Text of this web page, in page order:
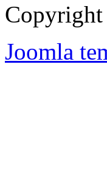
Joomla